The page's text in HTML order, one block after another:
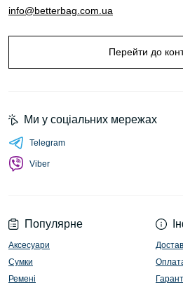
info@betterbag.com.ua
Перейти до
Популярне
Аксесуари
Сумки
Ремені
Ми у соціальних мережах
Telegram
Viber